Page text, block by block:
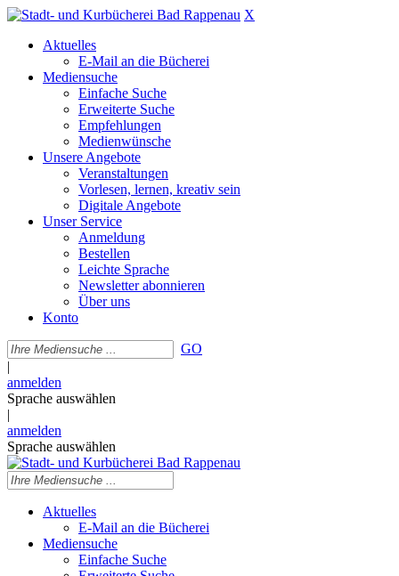
X
Aktuelles
E-Mail an die Bücherei
Mediensuche
Einfache Suche
Erweiterte Suche
Empfehlungen
Medienwünsche
Unsere Angebote
Veranstaltungen
Vorlesen, lernen, kreativ sein
Digitale Angebote
Unser Service
Anmeldung
Bestellen
Leichte Sprache
Newsletter abonnieren
Über uns
Konto
GO
|
anmelden
Sprache auswählen
|
anmelden
Sprache auswählen
Aktuelles
E-Mail an die Bücherei
Mediensuche
Einfache Suche